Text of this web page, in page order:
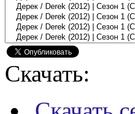
Скачать: